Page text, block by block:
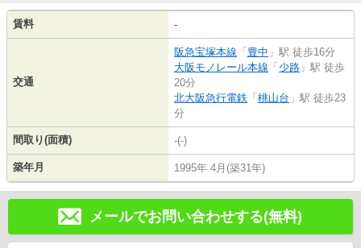
賃料 -
交通
阪急宝塚本線 「 豊中 」駅 徒歩16分
大阪モノレール本線 「 少路 」駅 徒歩
20分
北大阪急行電鉄 「 桃山台 」駅 徒歩23
分
間取り(面積) -(-)
築年月 1995年 4月(築31年)
メールでお問い合わせする(無料)